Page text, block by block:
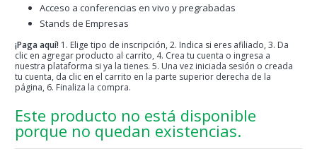
Acceso a conferencias en vivo y pregrabadas
Stands de Empresas
¡Paga aquí! 1. Elige tipo de inscripción, 2. Indica si eres afiliado, 3. Da
clic en agregar producto al carrito, 4. Crea tu cuenta o ingresa a
nuestra plataforma si ya la tienes. 5. Una vez iniciada sesión o creada
tu cuenta, da clic en el carrito en la parte superior derecha de la
página, 6. Finaliza la compra.
Este producto no está disponible
porque no quedan existencias.